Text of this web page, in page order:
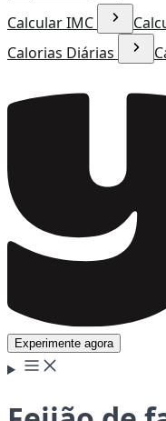
Calcular IMC
Calorias Diárias
Experimente agora